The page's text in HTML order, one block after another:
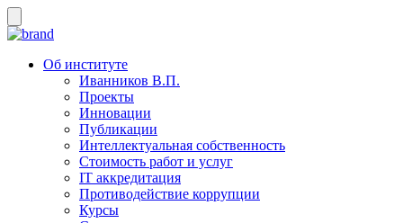
Об институте
Иванников В.П.
Проекты
Инновации
Публикации
Интеллектуальная собственность
Стоимость работ и услуг
IT аккредитация
Противодействие коррупции
Курсы